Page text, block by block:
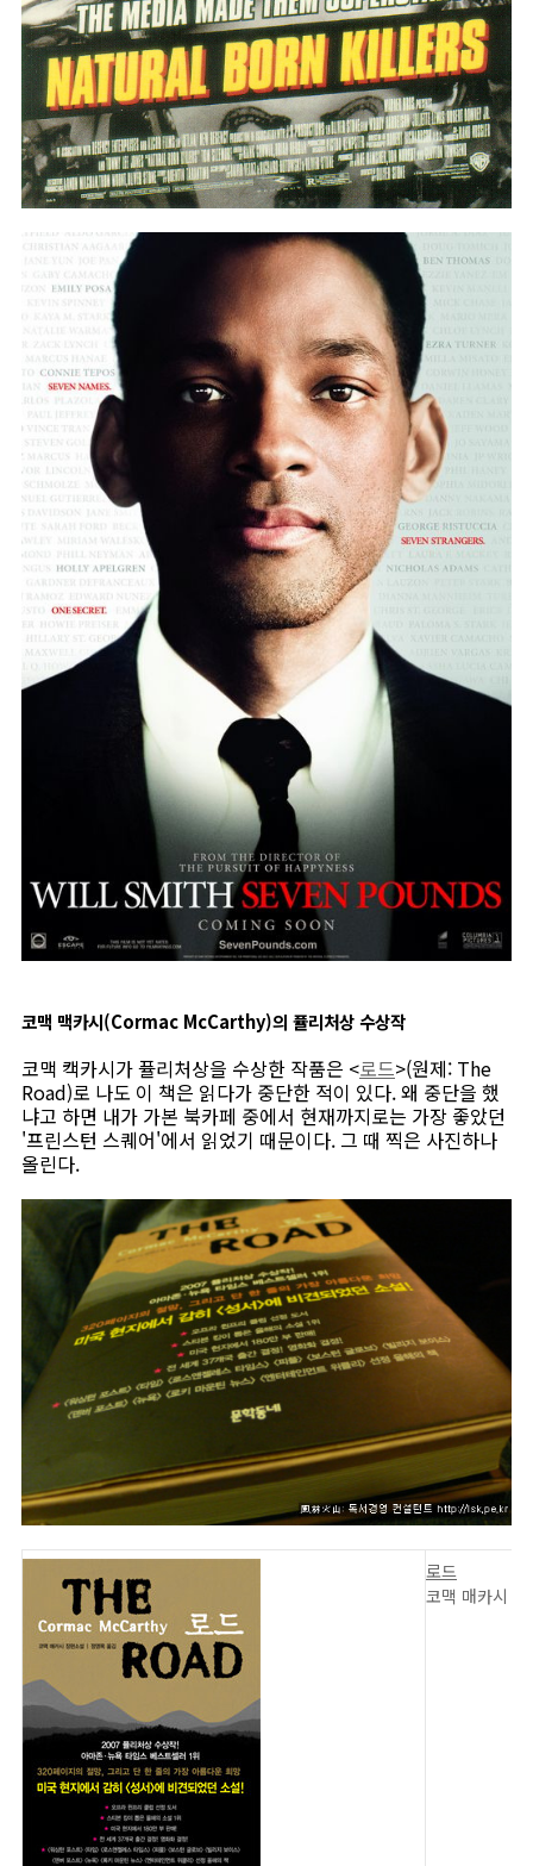
코맥 맥카시(Cormac McCarthy)의 퓰리처상 수상작
코맥 캑카시가 퓰리처상을 수상한 작품은 <로드>(원제: The
Road)로 나도 이 책은 읽다가 중단한 적이 있다. 왜 중단을 했
냐고 하면 내가 가본 북카페 중에서 현재까지로는 가장 좋았던
'프린스턴 스퀘어'에서 읽었기 때문이다. 그 때 찍은 사진하나
올린다.
로드
코맥 매카시